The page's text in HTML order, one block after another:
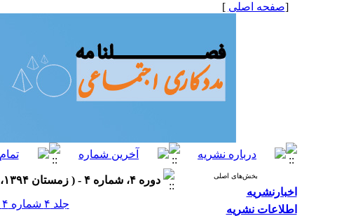
[صفحه اصلی ]
بخش‌های اصلی
اخبارنشریه
اطلاعات نشریه
دوره ۴، شماره ۴ - ( زمستان ۱۳۹۴، شماره ۱۵ ۱۳۹۴ )
جلد ۴ شماره ۴ صفحات ۲۸-۱۷